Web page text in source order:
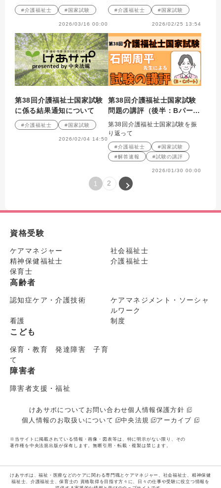
た！！
#介護福祉士 #国家試験
2026/03/16 00:00
知らせ
#介護福祉士 #国家試験
2026/02/25 13:54
第38回介護福祉士国家試験
に係る結果通知について
#介護福祉士 #国家試験
2026/02/04 14:50
第38回介護福祉士国家試験
問題の講評（後半：Bパー
ト・Cパート）～パート合格
がスタートしました
第38回介護福祉士国家試験を振
り返って
#介護福祉士
#国家試験
#解答速報
#試験の講評
2026/01/30 00:00
1 2
資格受験
ケアマネジャー
社会福祉士
精神保健福祉士
介護福祉士
保育士
高齢者
認知症ケア・介護技術
ケアマネジメント・ソーシャ
ルワーク
看護
制度
こども
保育・教育 発達障害 子育
て
障害者
障害者支援・福祉
けあサポについて お問い合わせ個人情報保護方針
個人情報のお取扱いについて
中央法規 アーカイブ
※当サイトに掲載されている情報・画像・図表等は、特に明示がない限り、その
著作権を中央法規出版が保有します。無断引用・転載・複製は禁じます。
けあサポは、福祉・医療などのケアに関わる専門職とケアマネジャー、社会福祉士、精神保健
福祉士、介護福祉士、保育士の 資格取得を目指す方々に、日々の仕事や受験に役立つ情報を